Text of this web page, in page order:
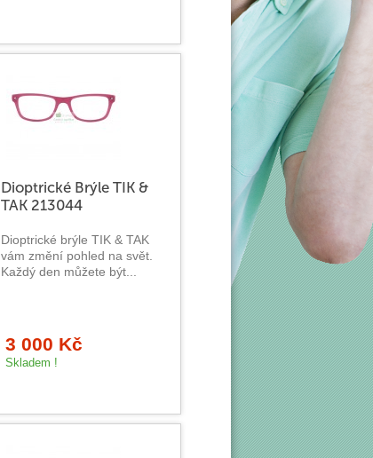
Dioptrické Brýle TIK &
TAK 213044
Dioptrické brýle TIK & TAK
vám změní pohled na svět.
Každý den můžete být...
3 000 Kč
Skladem !